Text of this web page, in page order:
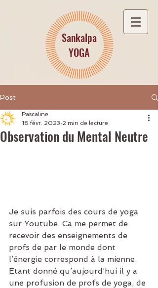
Sankalpa
YOGA
Post
Observation du Mental Neutre
Pascaline
16 févr. 2023 2 min de lecture
Je suis parfois des cours de yoga
sur Youtube. Ca me permet de
recevoir des enseignements de
profs de par le monde dont
l’énergie correspond à la mienne.
Etant donné qu’aujourd’hui il y a
une profusion de profs de yoga, de